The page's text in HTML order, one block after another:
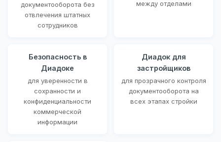
документооборота без
отвлечения штатных
сотрудников
между отделами
Безопасность в
Диадоке
для уверенности в
сохранности и
конфиденциальности
коммерческой
информации
Диадок для
застройщиков
для прозрачного контроля
документооборота на
всех этапах стройки